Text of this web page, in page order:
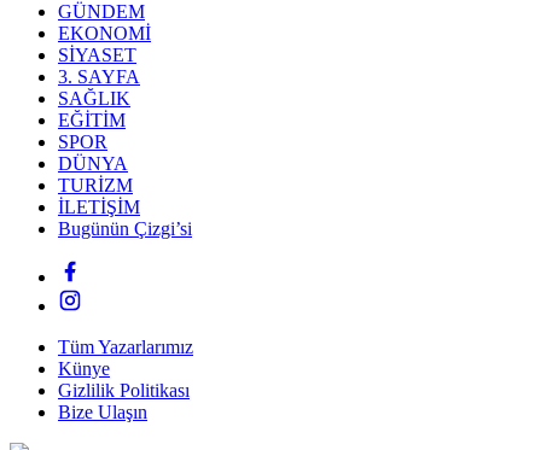
GÜNDEM
EKONOMİ
SİYASET
3. SAYFA
SAĞLIK
EĞİTİM
SPOR
DÜNYA
TURİZM
İLETİŞİM
Bugünün Çizgi’si
Tüm Yazarlarımız
Künye
Gizlilik Politikası
Bize Ulaşın